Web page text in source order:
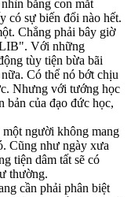
bằng con mắt
có sự biến đổi nào hết.
Chẳng phải bây giờ
LIB". Với những
tùy tiện bừa bãi
Có thể nó bớt chịu
Nhưng với tướng học
bản của đạo đức học,
người không mang
Cũng như ngày xưa
tiện dâm tất sẽ có
thường.
cần phải phân biệt